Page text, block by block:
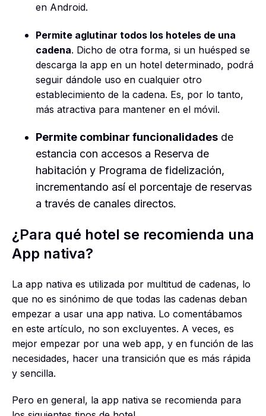
en Android.
Permite aglutinar todos los hoteles de una
cadena. Dicho de otra forma, si un huésped se
descarga la app en un hotel determinado, podrá
seguir dándole uso en cualquier otro
establecimiento de la cadena. Es, por lo tanto,
más atractiva para mantener en el móvil.
Permite combinar funcionalidades de
estancia con accesos a Reserva de
habitación y Programa de fidelización,
incrementando así el porcentaje de reservas
a través de canales directos.
¿Para qué hotel se recomienda una
App nativa?
La app nativa es utilizada por multitud de cadenas, lo
que no es sinónimo de que todas las cadenas deban
empezar a usar una app nativa. Lo comentábamos
en este artículo, no son excluyentes. A veces, es
mejor empezar por una web app, y en función de las
necesidades, hacer una transición que es más rápida
y sencilla.
Pero en general, la app nativa se recomienda para